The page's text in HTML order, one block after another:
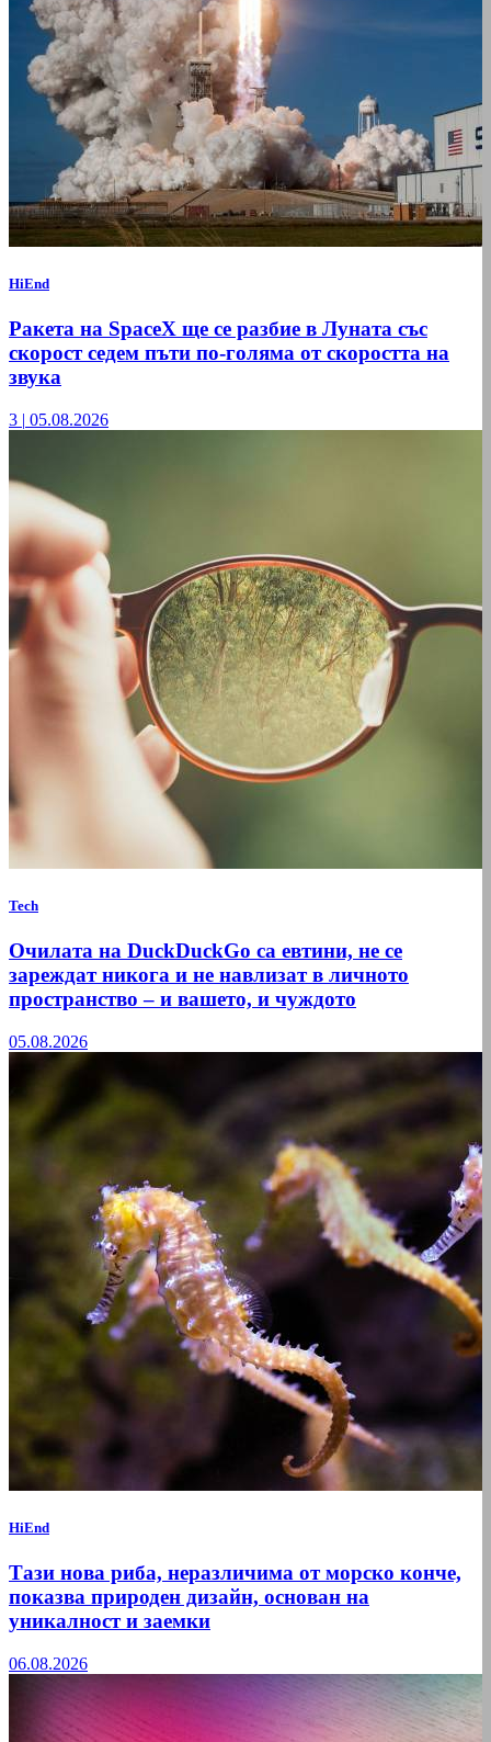
HiEnd
Ракета на SpaceX ще се разбие в Луната със
скорост седем пъти по-голяма от скоростта на
звука
3 | 05.08.2026
Tech
Очилата на DuckDuckGo са евтини, не се
зареждат никога и не навлизат в личното
пространство – и вашето, и чуждото
05.08.2026
HiEnd
Тази нова риба, неразличима от морско конче,
показва природен дизайн, основан на
уникалност и заемки
06.08.2026